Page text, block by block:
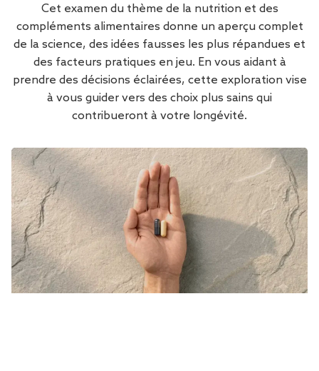
Cet examen du thème de la nutrition et des
compléments alimentaires donne un aperçu complet
de la science, des idées fausses les plus répandues et
des facteurs pratiques en jeu. En vous aidant à
prendre des décisions éclairées, cette exploration vise
à vous guider vers des choix plus sains qui
contribueront à votre longévité.